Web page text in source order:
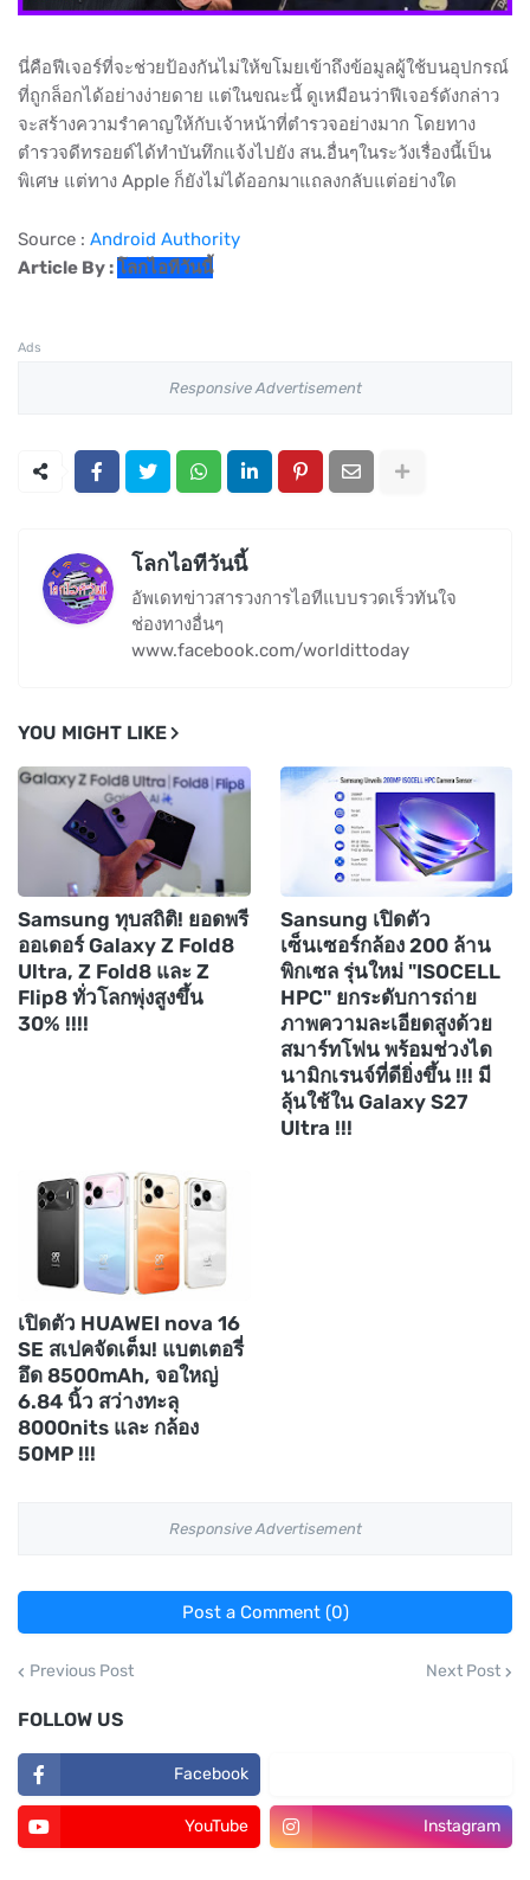
นี่คือฟีเจอร์ที่จะช่วยป้องกันไม่ให้ขโมยเข้าถึงข้อมูลผู้ใช้บนอุปกรณ์
ที่ถูกล็อกได้อย่างง่ายดาย แต่ในขณะนี้ ดูเหมือนว่าฟีเจอร์ดังกล่าว
จะสร้างความรำคาญให้กับเจ้าหน้าที่ตำรวจอย่างมาก โดยทาง
ตำรวจดีทรอยด์ได้ทำบันทึกแจ้งไปยัง สน.อื่นๆในระวังเรื่องนี้เป็น
พิเศษ แต่ทาง Apple ก็ยังไม่ได้ออกมาแถลงกลับแต่อย่างใด
Source : Android Authority
Article By : โลกไอทีวันนี้
Ads
Responsive Advertisement
โลกไอทีวันนี้
อัพเดทข่าวสารวงการไอทีแบบรวดเร็วทันใจ
ช่องทางอื่นๆ
www.facebook.com/worldittoday
YOU MIGHT LIKE
Samsung ทุบสถิติ! ยอดพรี
ออเดอร์ Galaxy Z Fold8
Ultra, Z Fold8 และ Z
Flip8 ทั่วโลกพุ่งสูงขึ้น
30% !!!!
Sansung เปิดตัว
เซ็นเซอร์กล้อง 200 ล้าน
พิกเซล รุ่นใหม่ "ISOCELL
HPC" ยกระดับการถ่าย
ภาพความละเอียดสูงด้วย
สมาร์ทโฟน พร้อมช่วงได
นามิกเรนจ์ที่ดียิ่งขึ้น !!! มี
ลุ้นใช้ใน Galaxy S27
Ultra !!!
เปิดตัว HUAWEI nova 16
SE สเปคจัดเต็ม! แบตเตอรี่
อึด 8500mAh, จอใหญ่
6.84 นิ้ว สว่างทะลุ
8000nits และ กล้อง
50MP !!!
Responsive Advertisement
Post a Comment (0)
Previous Post Next Post
FOLLOW US
Facebook
YouTube Instagram